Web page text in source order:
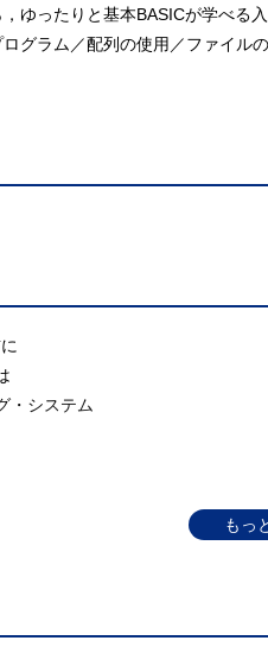
ゆったりと基本BASICが学べる
グラム／配列の使用／ファイル
システム
スク